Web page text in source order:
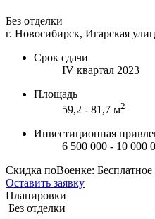
Без отделки
г. Новосибирск, Игарская
Срок сдачи
IV квартал 2023
Площадь
59,2 - 81,7 м2
Инвестиционная
6 500 000 - 10 000
Скидка поВоенке:
Оставить заявку
Планировки
Без отделки